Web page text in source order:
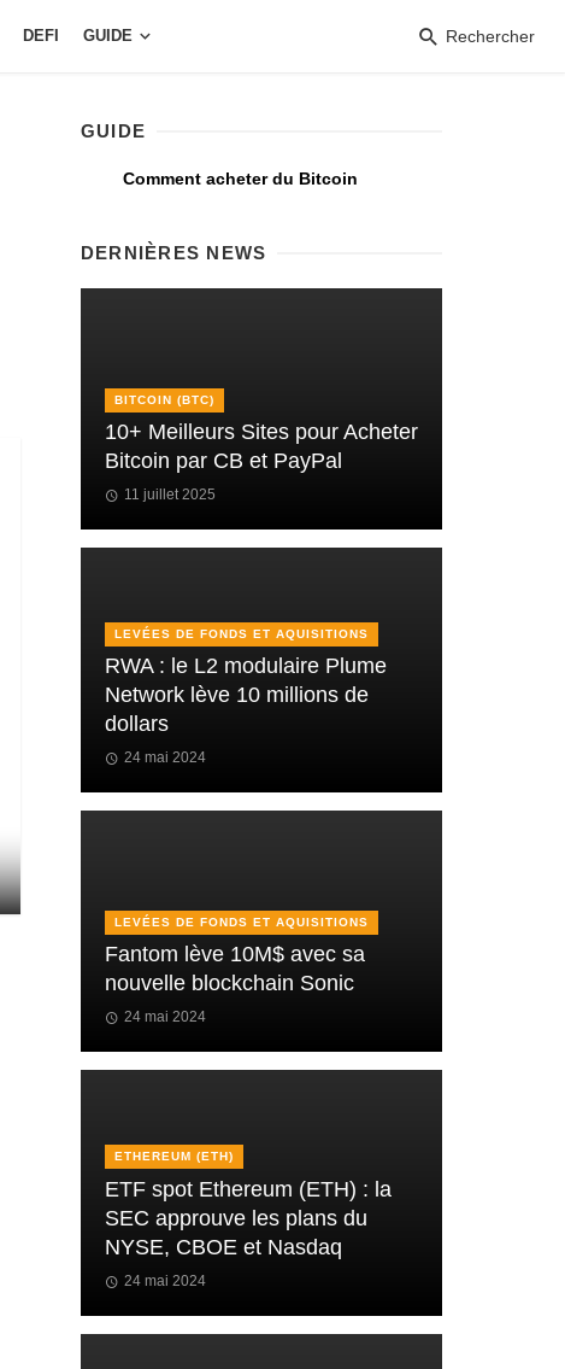
DEFI GUIDE Rechercher
GUIDE
Comment acheter du Bitcoin
DERNIÈRES NEWS
BITCOIN (BTC)
10+ Meilleurs Sites pour Acheter
Bitcoin par CB et PayPal
11 juillet 2025
LEVÉES DE FONDS ET AQUISITIONS
RWA : le L2 modulaire Plume
Network lève 10 millions de
dollars
24 mai 2024
LEVÉES DE FONDS ET AQUISITIONS
Fantom lève 10M$ avec sa
nouvelle blockchain Sonic
24 mai 2024
ETHEREUM (ETH)
ETF spot Ethereum (ETH) : la
SEC approuve les plans du
NYSE, CBOE et Nasdaq
24 mai 2024